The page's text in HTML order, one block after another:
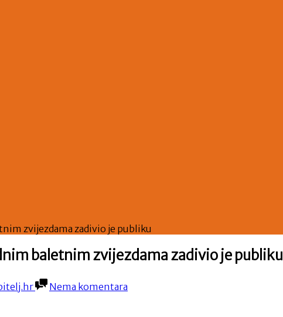
zvijezdama zadivio je publiku
baletnim zvijezdama zadivio je publiku
Nema komentara
Baletni